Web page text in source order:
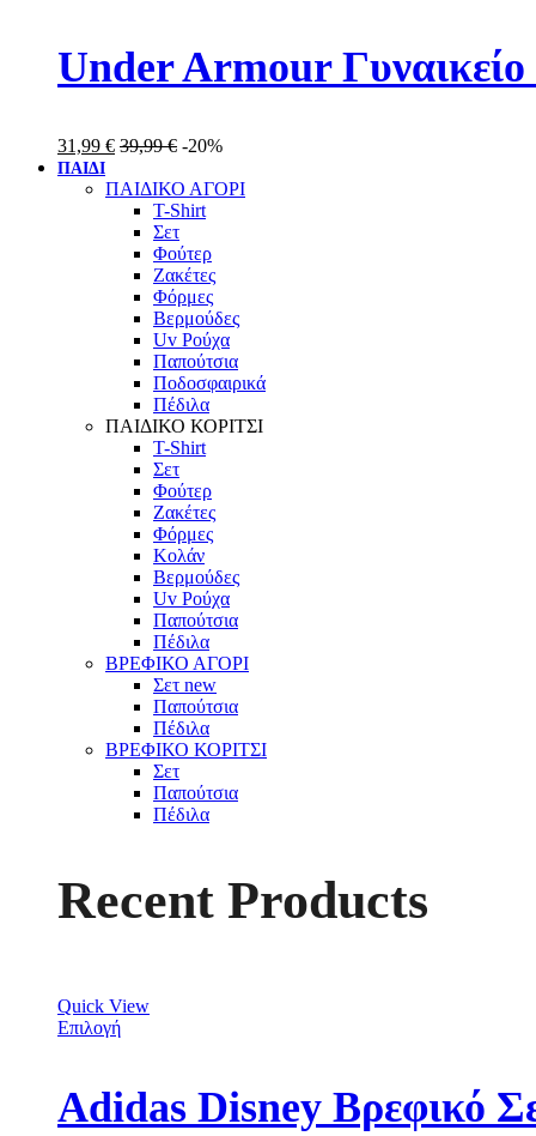
Under Armour
31,99 € 39,99€ -20%
ΠΑΙΔΙ
ΠΑΙΔΙΚΟ ΑΓΟΡΙ
T-Shirt
Σετ
Φούτερ
Ζακέτες
Φόρμες
Βερμούδες
Uv Ρούχα
Παπούτσια
Ποδοσφαιρικά
Πέδιλα
ΠΑΙΔΙΚΟ ΚΟΡΙΤΣΙ
T-Shirt
Σετ
Φούτερ
Ζακέτες
Φόρμες
Κολάν
Βερμούδες
Uv Ρούχα
Παπούτσια
Πέδιλα
ΒΡΕΦΙΚΟ ΑΓΟΡΙ
Σετ new
Παπούτσια
Πέδιλα
ΒΡΕΦΙΚΟ ΚΟΡΙΤΣΙ
Σετ
Παπούτσια
Πέδιλα
Recent Products
Quick View
Επιλογή
Adidas Disney Βρεφικό